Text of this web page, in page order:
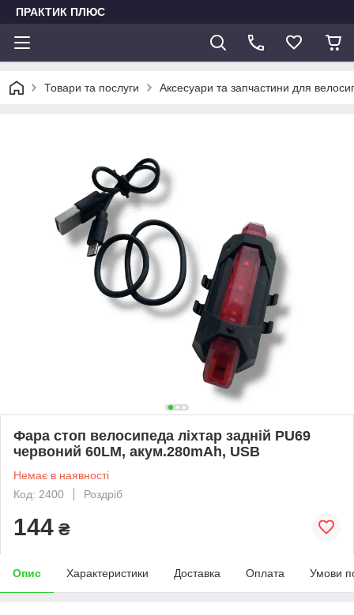
ПРАКТИК ПЛЮС
Товари та послуги Аксесуари та запчастини для
Фара стоп велосипеда ліхтар задній PU69
червоний 60LM, акум.280mAh, USB
Немає в наявності
Код: 2400
Роздріб
144 ₴
Опис Характеристики Доставка Оплата Умови